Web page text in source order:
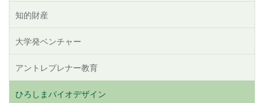
知的財産
大学発ベンチャー
アントレプレナー教育
ひろしまバイオデザイン